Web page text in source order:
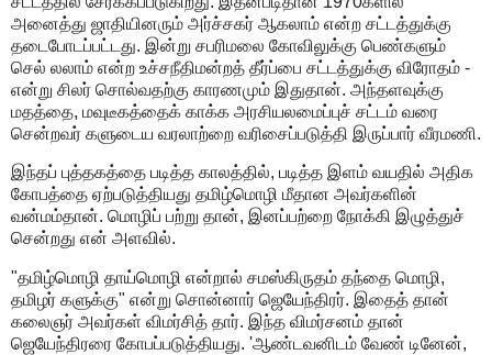
அனைத்து ஜாதியினரும் அர்ச்சகர் ஆகலாம் என்ற சட்டத்துக்கு
தடைபோடப்பட்டது. இன்று சபரிமலை கோவிலுக்கு பெண்களும்
செல் லலாம் என்ற உச்சநீதிமன்றத் தீர்ப்பை சட்டத்துக்கு விரோதம் -
என்று சிலர் சொல்வதற்கு காரணமும் இதுதான். அந்தளவுக்கு
மதத்தை, மவுடீகத்தைக் காக்க அரசியலமைப்புச் சட்டம் வரை
சென்றவர் களுடைய வரலாற்றை வரிசைப்படுத்தி இருப்பார் வீரமணி.
இந்தப் புத்தகத்தை படித்த காலத்தில், படித்த இளம் வயதில் அதிக
கோபத்தை ஏற்படுத்தியது தமிழ்மொழி மீதான அவர்களின்
வன்மம்தான். மொழிப் பற்று தான், இனப்பற்றை நோக்கி இழுத்துச்
சென்றது என் அளவில்.
"தமிழ்மொழி தாய்மொழி என்றால் சமஸ்கிருதம் தந்தை மொழி,
தமிழர் களுக்கு" என்று சொன்னார் ஜெயேந்திரர். இதைத் தான்
கலைஞர் அவர்கள் விமர்சித் தார். இந்த விமர்சனம் தான்
ஜெயேந்திரரை கோபப்படுத்தியது. 'ஆண்டவனிடம் வேண் டினேன்,